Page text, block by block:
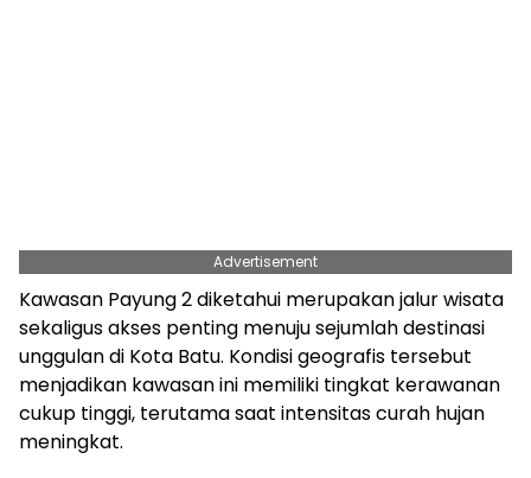
Advertisement
Kawasan Payung 2 diketahui merupakan jalur wisata
sekaligus akses penting menuju sejumlah destinasi
unggulan di Kota Batu. Kondisi geografis tersebut
menjadikan kawasan ini memiliki tingkat kerawanan
cukup tinggi, terutama saat intensitas curah hujan
meningkat.